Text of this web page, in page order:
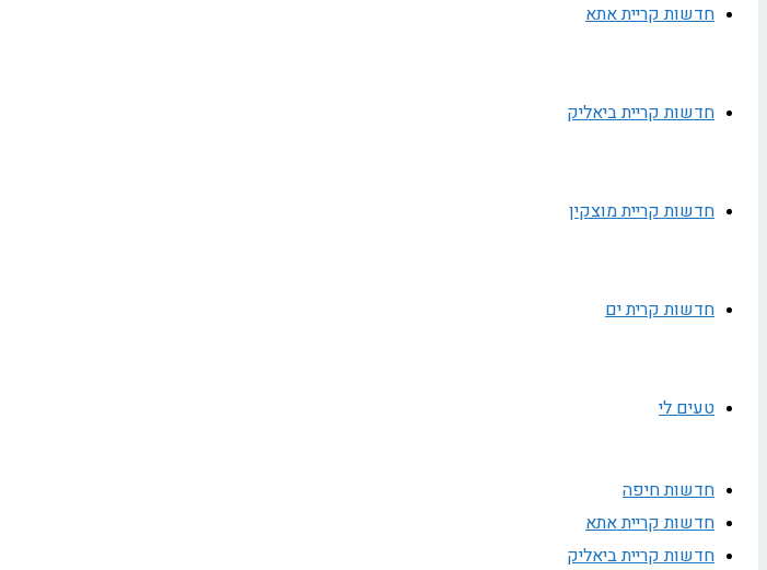
חדשות קריית אתא
חדשות קריית ביאליק
חדשות קריית מוצקין
חדשות קרית ים
טעים לי
חדשות חיפה
חדשות קריית אתא
חדשות קריית ביאליק